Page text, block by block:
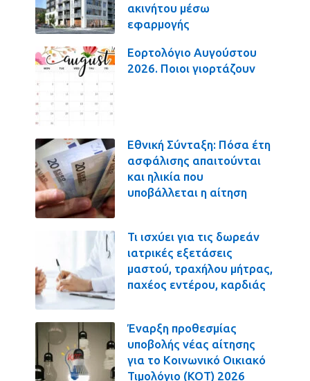
ακινήτου μέσω
εφαρμογής
Εορτολόγιο Αυγούστου
2026. Ποιοι γιορτάζουν
Εθνική Σύνταξη: Πόσα έτη
ασφάλισης απαιτούνται
και ηλικία που
υποβάλλεται η αίτηση
Τι ισχύει για τις δωρεάν
ιατρικές εξετάσεις
μαστού, τραχήλου μήτρας,
παχέος εντέρου, καρδιάς
Έναρξη προθεσμίας
υποβολής νέας αίτησης
για το Κοινωνικό Οικιακό
Τιμολόγιο (ΚΟΤ) 2026